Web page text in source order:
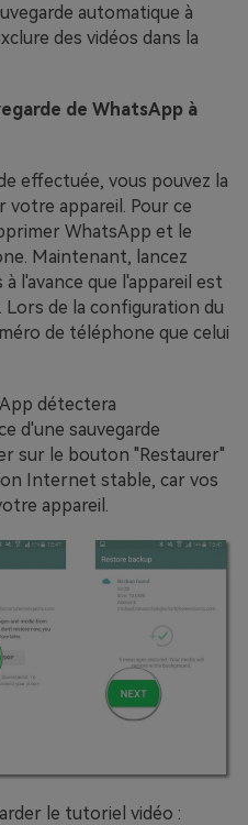
automatique à
des vidéos dans la
de WhatsApp à
effectuée, vous pouvez la
appareil. Pour ce
WhatsApp et le
Maintenant, lancez
l'avance que l'appareil est
Lors de la configuration du
de téléphone que celui
détectera
d'une sauvegarde
sur le bouton "Restaurer"
Internet stable, car vos
appareil.
le tutoriel vidéo :